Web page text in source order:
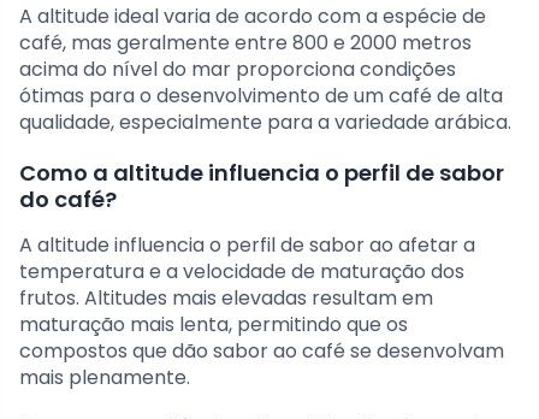
A altitude ideal varia de acordo com a espécie de
café, mas geralmente entre 800 e 2000 metros
acima do nível do mar proporciona condições
ótimas para o desenvolvimento de um café de alta
qualidade, especialmente para a variedade arábica.
Como a altitude influencia o perfil de sabor
do café?
A altitude influencia o perfil de sabor ao afetar a
temperatura e a velocidade de maturação dos
frutos. Altitudes mais elevadas resultam em
maturação mais lenta, permitindo que os
compostos que dão sabor ao café se desenvolvam
mais plenamente.